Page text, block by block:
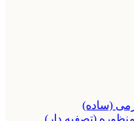
(ساده)
(تصفیه دار)